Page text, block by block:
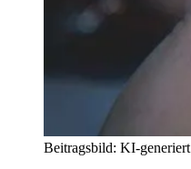
Beitragsbild: KI-generiert